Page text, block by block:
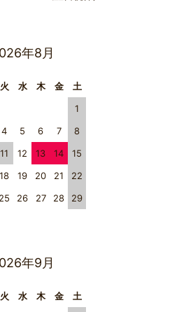
年8月
火 水 木 金
土
1
4 5 6 7
8
11 12 13 14
15
18 19 20 21
22
25 26 27 28
29
年9月
火 水 木 金
土